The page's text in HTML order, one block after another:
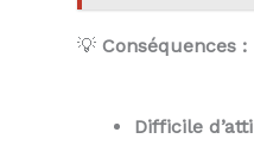
💡 Conséquences :
Difficile